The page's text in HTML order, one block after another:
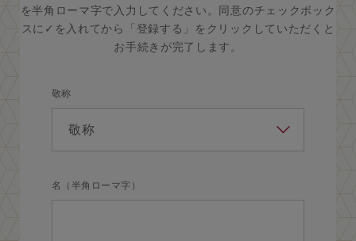
を半角ローマ字で入力してください。同意のチェックボック
スに✓を入れてから「登録する」をクリックしていただくと
お手続きが完了します。
敬称
名（半角ローマ字）